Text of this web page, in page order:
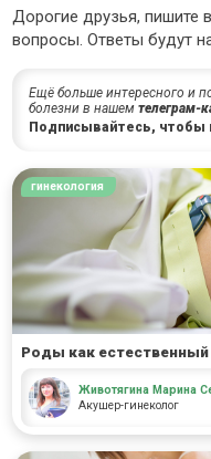
Дорогие друзья, пишите
вопросы. Ответы будут
Ещё больше интересного и
болезни в нашемтелеграм-
Подписывайтесь, чтобы
гинекология
Роды как естественный
Животягина Марина
Акушер-гинеколог